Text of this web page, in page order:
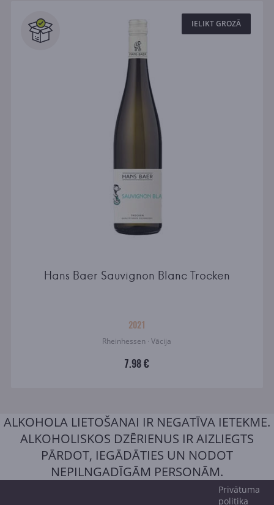
IELIKT GROZĀ
Hans Baer Sauvignon Blanc Trocken
2021
Rheinhessen · Vācija
7.98 €
ALKOHOLA LIETOŠANAI IR NEGATĪVA IETEKME.
ALKOHOLISKOS DZĒRIENUS IR AIZLIEGTS
PĀRDOT, IEGĀDĀTIES UN NODOT
NEPILNGADĪGĀM PERSONĀM.
Privātuma
politika